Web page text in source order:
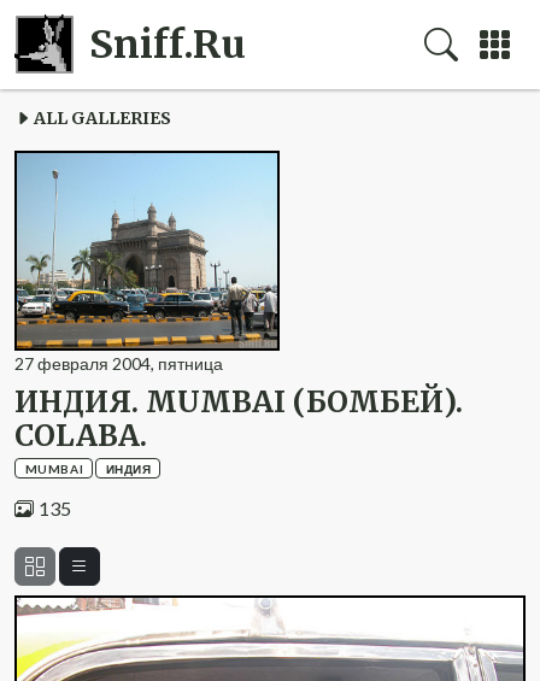
Sniff.Ru
ALL GALLERIES
27февраля 2004, пятница
ИНДИЯ. MUMBAI (БОМБЕЙ).
COLABA.
MUMBAI ИНДИЯ
135